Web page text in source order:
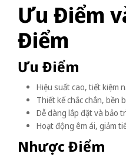
Ưu Điểm
Điểm
Ưu Điểm
Hiệu suất cao, tiết kiệm
Thiết kế chắc chắn, bền
Dễ dàng lắp đặt và bảo
Hoạt động êm ái, giảm
Nhược Điểm